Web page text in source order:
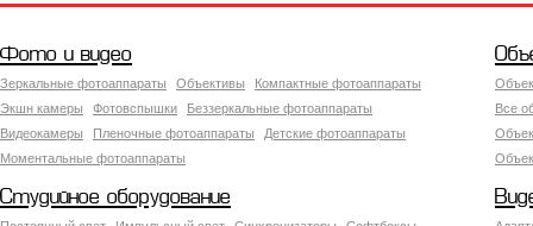
Фото и видео
Зеркальные фотоаппараты Объективы
Компактные фотоаппараты
Экшн камеры
Фотовспышки
Беззеркальные фотоаппараты
Видеокамеры
Пленочные фотоаппараты
Детские фотоаппараты
Моментальные фотоаппараты
Все
Студийное оборудование